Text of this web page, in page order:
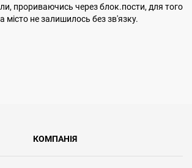
прориваючись через блок.пости, для того
місто не залишилось без зв'язку.
КОМПАНІЯ